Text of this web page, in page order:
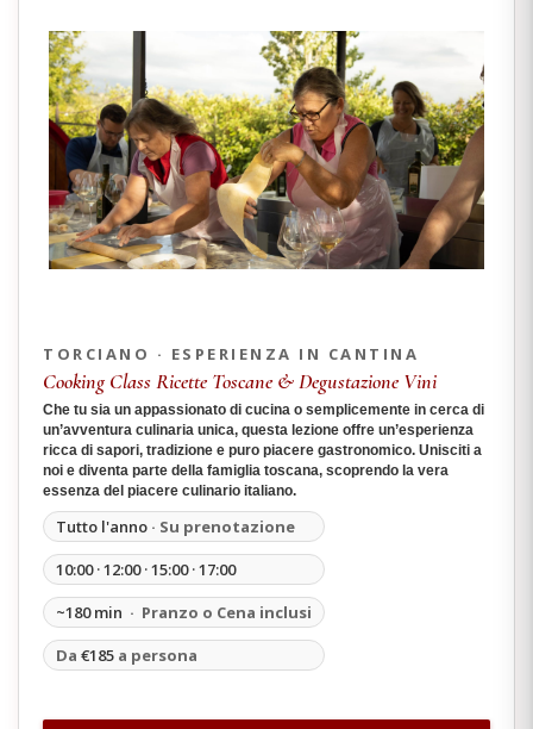
TORCIANO · ESPERIENZA IN CANTINA
Cooking Class Ricette Toscane & Degustazione Vini
Che tu sia un appassionato di cucina o semplicemente in cerca di
un’avventura culinaria unica, questa lezione offre un’esperienza
ricca di sapori, tradizione e puro piacere gastronomico. Unisciti a
noi e diventa parte della famiglia toscana, scoprendo la vera
essenza del piacere culinario italiano.
Tutto l'anno · Su prenotazione
10:00 · 12:00 · 15:00 · 17:00
~180 min · Pranzo o Cena inclusi
Da €185 a persona